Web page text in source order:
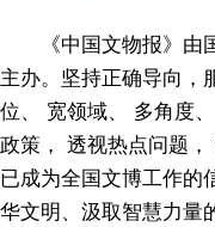
《中国文物报》由国
主办。坚持正确导向，
位、 宽领域、 多角度
政策， 透视热点问题，
已成为全国文博工作的
华文明、汲取智慧力量